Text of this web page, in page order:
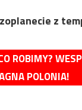
z
ROBIMY?
POLONIA!